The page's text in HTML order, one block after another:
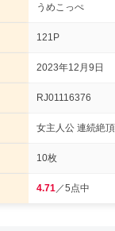
うめこっぺ
121P
2023年12月9日
RJ01116376
女主人公 連続絶
10枚
4.71／5点中